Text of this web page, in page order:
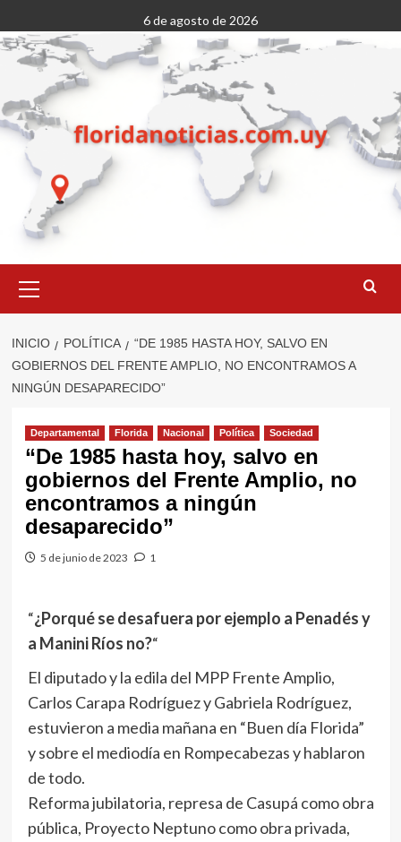
al
contenido
6 de agosto de 2026
primario
INICIO POLÍTICA
“DE 1985 HASTA HOY, SALVO EN
GOBIERNOS DEL FRENTE AMPLIO, NO ENCONTRAMOS A
NINGÚN DESAPARECIDO”
Departamental Florida Nacional Política Sociedad
“De 1985 hasta hoy, salvo en
gobiernos del Frente Amplio, no
encontramos a ningún
desaparecido”
5 de junio de 2023 1
“¿Porqué se desafuera por ejemplo a Penadés y
a Manini Ríos no?“
El diputado y la edila del MPP Frente Amplio,
Carlos Carapa Rodríguez y Gabriela Rodríguez,
estuvieron a media mañana en “Buen día Florida”
y sobre el mediodía en Rompecabezas y hablaron
de todo.
Reforma jubilatoria, represa de Casupá como obra
pública, Proyecto Neptuno como obra privada,